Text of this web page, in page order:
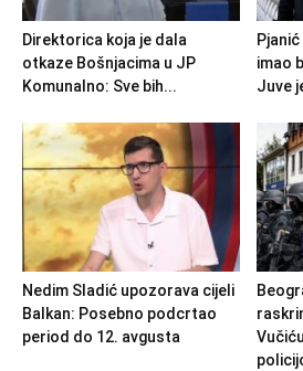
Direktorica koja je dala
otkaze Bošnjacima u JP
Komunalno: Sve bih...
imao
Juve
Nedim Sladić upozorava cijeli
Balkan: Posebno podcrtao
period do 12. avgusta